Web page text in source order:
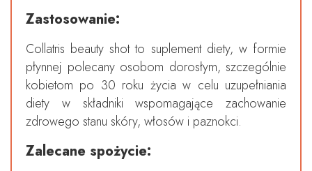
Zastosowanie:
Collatris beauty shot to suplement diety, w formie
płynnej polecany osobom dorosłym, szczególnie
kobietom po 30 roku życia w celu uzupełniania
diety w składniki wspomagające zachowanie
zdrowego stanu skóry, włosów i paznokci.
Zalecane spożycie: